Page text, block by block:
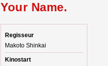
Your Name.
Regisseur
Makoto Shinkai
Kinostart